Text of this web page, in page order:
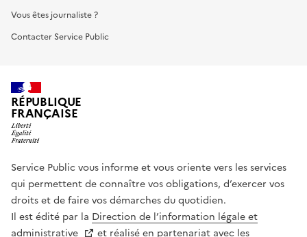
Vous êtes journaliste ?
Contacter Service Public
RÉPUBLIQUE
FRANÇAISE
Service Public vous informe et vous oriente vers les services
qui permettent de connaître vos obligations, d’exercer vos
droits et de faire vos démarches du quotidien.
Il est édité par la Direction de l’information légale et
administrative
et réalisé en partenariat avec les